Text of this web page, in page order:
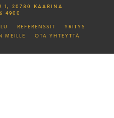
1, 20780 KAARINA
4900
REFERENSSIT
YRITYS
MEILLE OTA YHTEYTTÄ